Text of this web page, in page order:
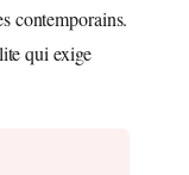
contemporains.
qui exige